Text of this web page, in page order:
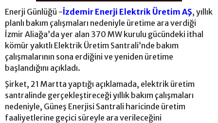
Enerji Günlüğü -İzdemir Enerji Elektrik Üretim AŞ, yıllık
planlı bakım çalışmaları nedeniyle üretime ara verdiği
İzmir Aliağa’da yer alan 370 MW kurulu gücündeki ithal
kömür yakıtlı Elektrik Üretim Santrali’nde bakım
çalışmalarının sona erdiğini ve yeniden üretime
başlandığını açıkladı.
Şirket, 21 Martta yaptığı açıklamada, elektrik üretim
santralinde gerçekleştireceği yıllık bakım çalışmaları
nedeniyle, Güneş Enerjisi Santrali haricinde üretim
faaliyetlerine geçici süreyle ara verileceğini